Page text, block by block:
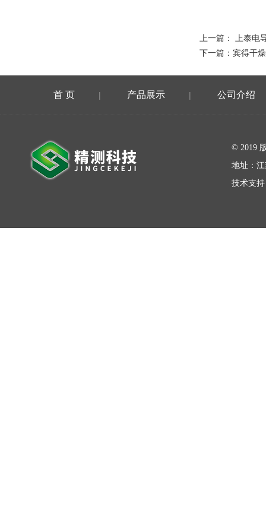
上一篇：
上泰电
下一篇： 宾得干
首 页 | 产品展示 | 公司介绍
© 2019
地址：
技术支